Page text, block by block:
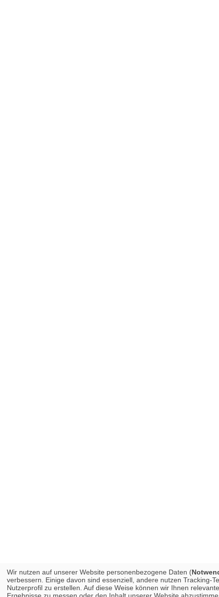
Wir nutzen auf unserer Website personenbezogene Daten (
verbessern. Einige davon sind essenziell, andere nutzen Tracking-
Nutzerprofil zu erstellen. Auf diese Weise können wir Ihnen